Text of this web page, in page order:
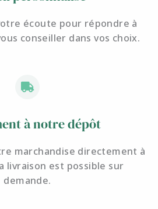
écoute pour répondre à
conseiller dans vos choix.
à notre dépôt
marchandise directement à
livraison est possible sur
demande.